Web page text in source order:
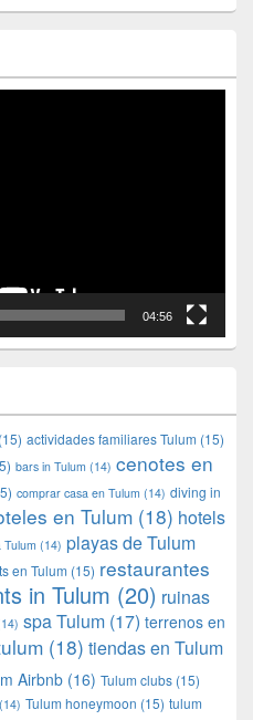
04:56
(15) actividades familiares Tulum (15)
bars in Tulum (14) cenotes en
comprar casa en Tulum (14) diving in
en Tulum (18) hotels
Tulum (14) playas de Tulum
en Tulum (15) restaurantes
in Tulum (20) ruinas
spa Tulum (17) terrenos en
(18) tiendas en Tulum
Airbnb (16) Tulum clubs (15)
(14) Tulum honeymoon (15) tulum